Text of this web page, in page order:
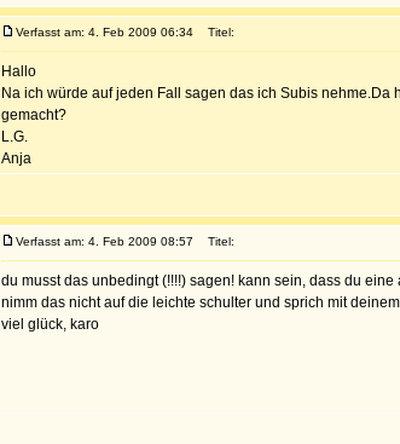
Verfasst am: 4. Feb 2009 06:34 Titel:
Hallo
Na ich würde auf jeden Fall sagen das ich Subis
gemacht?
L.G.
Anja
Verfasst am: 4. Feb 2009 08:57 Titel:
du musst das unbedingt (!!!!) sagen! kann sein, dass du
nimm das nicht auf die leichte schulter und sprich mit
viel glück, karo